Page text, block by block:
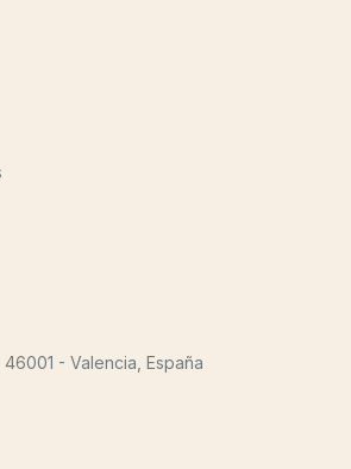
- Valencia, España